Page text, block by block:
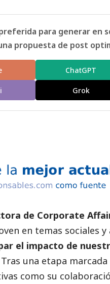
para generar en
propuesta de post
ChatGPT
Grok
de Corporate
en temas sociales
el impacto de
Tras una etapa
como su